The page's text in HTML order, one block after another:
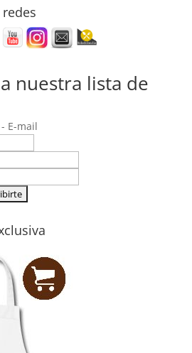
nuestra lista de
E-mail